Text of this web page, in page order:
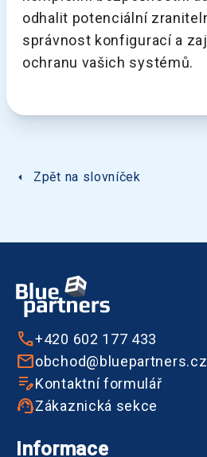
odhalit potenciální
správnost konfigurací a
ochranu vašich systémů.
arrow_left Zpět na slovníček
+420 602 177 433
obchod@bluepartners.cz
Kontaktní formulář
Zákaznická sekce
Informace